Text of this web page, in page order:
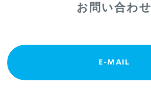
お問い合わせ
E-MAIL